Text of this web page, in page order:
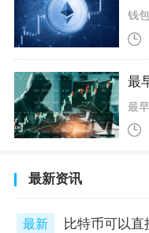
最
最新资讯
最新 比特币可以